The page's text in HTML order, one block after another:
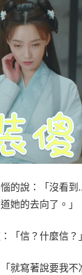
的說：「沒看
她的去向了。」
「信？什麼信？」
就寫著說要我不